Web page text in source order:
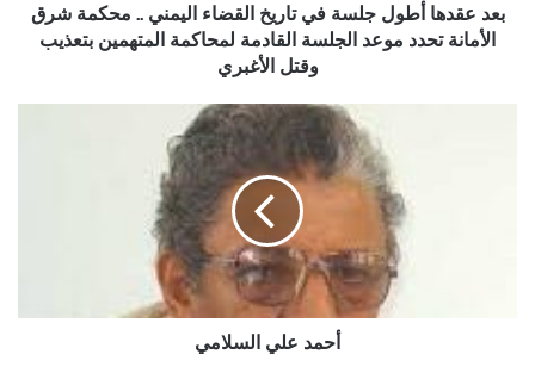
محكمة
شرق
بعد عقدها أطول جلسة في تاريخ القضاء اليمني .. محكمة شرق
الأمانة تحدد موعد الجلسة القادمة لمحاكمة المتهمين بتعذيب
وقتل الأغبري
أحمد علي السلامي